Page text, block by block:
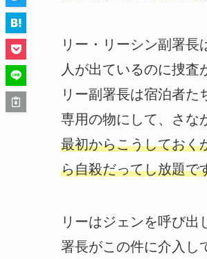
リー・リーシン副署
人が出ているのに捜査
リー副署長は宿泊者た
専用の物にして、さな
最初からこうしておく
ら自殺だってし放題で
リーはジェンを呼び出
署長がこの件に介入し